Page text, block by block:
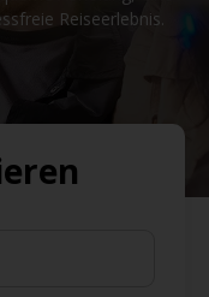
Reiseerlebnis.